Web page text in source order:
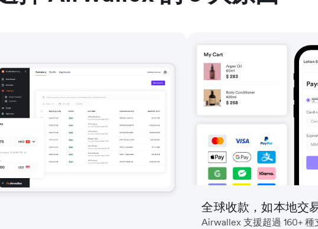
全球收款，如本地交
Airwallex 支援超過 160+